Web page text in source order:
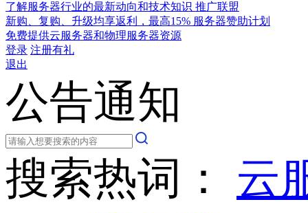
了解服务器行业的最新动向和技术知识 推广联盟
新购、复购、升级均享返利，最高15% 服务器赞助计划
免费提供云服务器和物理服务器资源
登录 注册有礼
退出
公告通知
搜索热词： 云